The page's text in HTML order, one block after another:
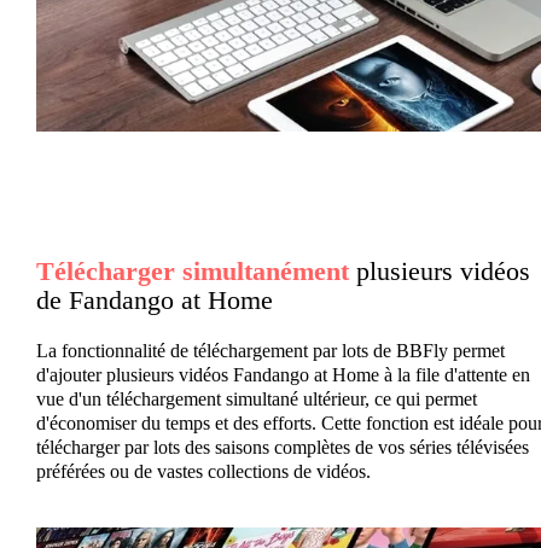
Télécharger simultanémentplusieurs vidéos
de Fandango at Home
La fonctionnalité de téléchargement par lots de BBFly permet
d'ajouter plusieurs vidéos Fandango at Home à la file d'attente en
vue d'un téléchargement simultané ultérieur, ce qui permet
d'économiser du temps et des efforts. Cette fonction est idéale
télécharger par lots des saisons complètes de vos séries télévisées
préférées ou de vastes collections de vidéos.